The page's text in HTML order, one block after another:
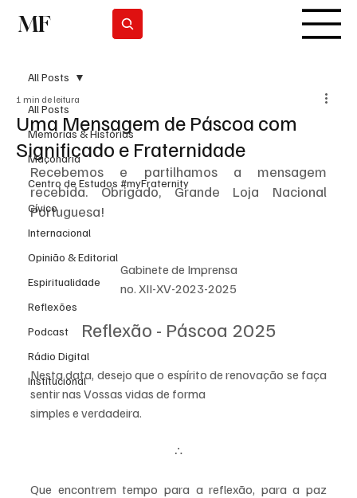
MF
All Posts
Memórias & Histórias
Maçonaria
Centro de Estudos #myFraternity
Cívico
Internacional
Opinião & Editorial
Espiritualidade
Reflexões
Podcast
Rádio Digital
Institucional
All Posts
Uma Mensagem de Páscoa com
Significado e Fraternidade
1 min de leitura
Recebemos e partilhamos a mensagem
recebida. Obrigado, Grande Loja Nacional
Portuguesa!
Gabinete de Imprensa
no. XII-XV-2023-2025
Reflexão - Páscoa 2025
Nesta data, desejo que o espírito de renovação se faça
sentir nas Vossas vidas de forma
simples e verdadeira.
∴
Que encontrem tempo para a reflexão, para a paz